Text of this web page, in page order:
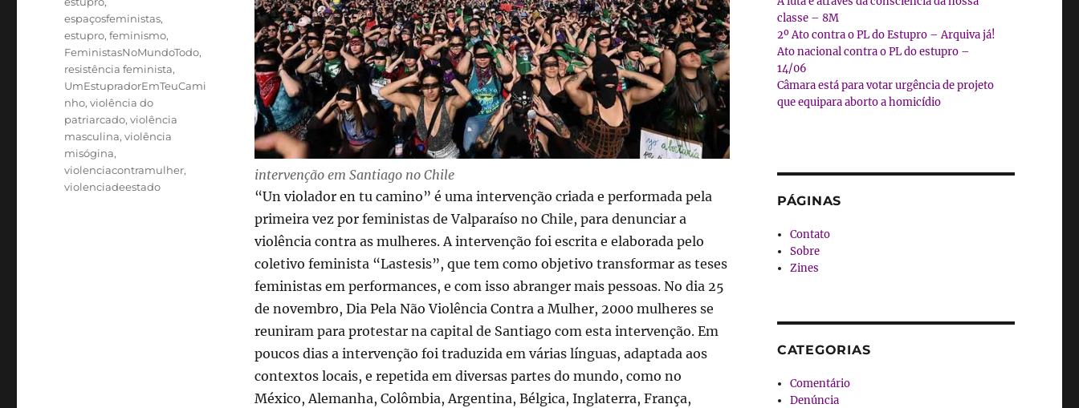
intervenção em Santiago no Chile
“Un violador en tu camino” é uma intervenção criada e performada pela
primeira vez por feministas de Valparaíso no Chile, para denunciar a
violência contra as mulheres. A intervenção foi escrita e elaborada pelo
coletivo feminista “Lastesis”, que tem como objetivo transformar as teses
feministas em performances, e com isso abranger mais pessoas. No dia 25
de novembro, Dia Pela Não Violência Contra a Mulher, 2000 mulheres se
reuniram para protestar na capital de Santiago com esta intervenção. Em
poucos dias a intervenção foi traduzida em várias línguas, adaptada aos
contextos locais, e repetida em diversas partes do mundo, como no
México, Alemanha, Colômbia, Argentina, Bélgica, Inglaterra, França,
espaçosfeministas,
estupro,feminismo,
FeministasNoMundoTodo,
resistência feminista,
UmEstupradorEmTeuCami
nho,violência do
patriarcado,violência
masculina,violência
misógina,
violenciacontramulher,
violenciadeestado
classe – 8M
2º Ato contra o PL do Estupro – Arquiva já!
Ato nacional contra o PL do estupro –
14/06
Câmara está para votar urgência de projeto
que equipara aborto a homicídio
PÁGINAS
Contato
Sobre
Zines
CATEGORIAS
Comentário
Denúncia